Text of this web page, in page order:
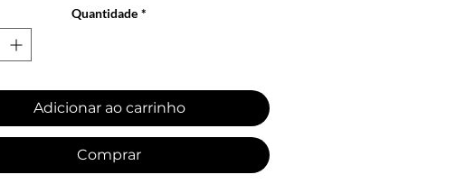
Quantidade *
Adicionar ao carrinho
Comprar